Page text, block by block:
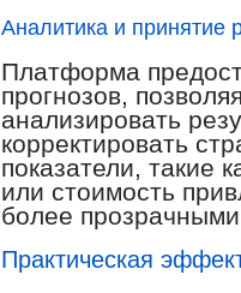
Аналитика и принятие
Платформа
прогнозов,
анализировать
корректировать
показатели, такие
или стоимость
более
Практическая